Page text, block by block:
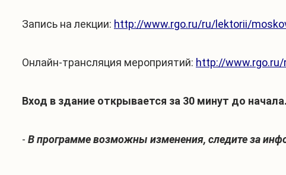
Запись на лекции: http://www.rgo.ru/ru/lektorii/
Онлайн-трансляция мероприятий: http://
Вход в здание открывается за 30 минут до начала.
- В программе возможны изменения, следите за